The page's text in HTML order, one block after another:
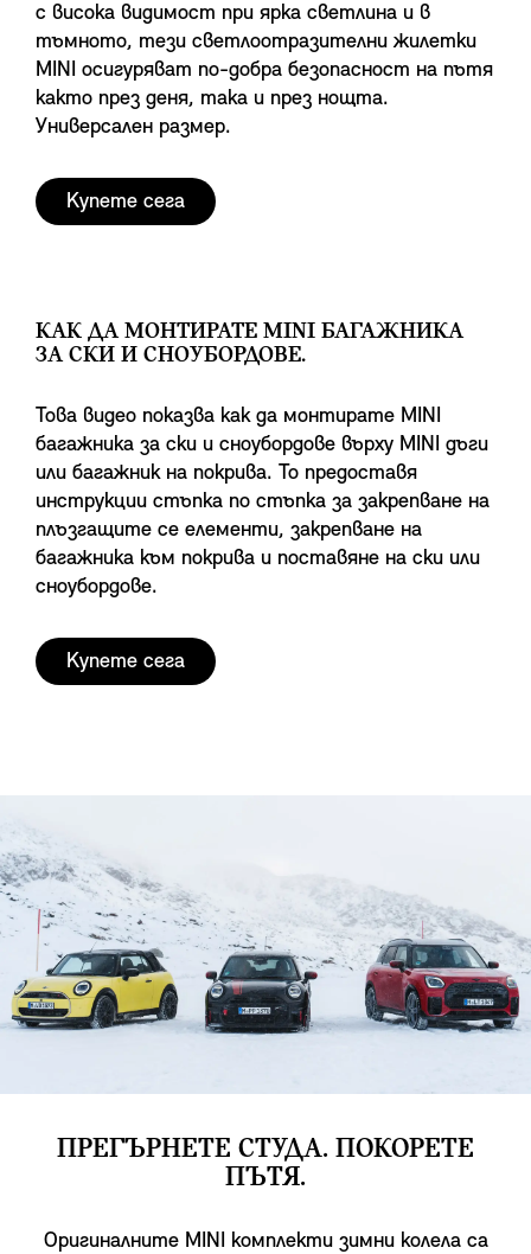
с висока видимост при ярка светлина и в
тъмното, тези светлоотразителни жилетки
MINI осигуряват по-добра безопасност на пътя
както през деня, така и през нощта.
Универсален размер.
Купете сега
КАК ДА МОНТИРАТЕ MINI БАГАЖНИКА
ЗА СКИ И СНОУБОРДОВЕ.
Това видео показва как да монтирате MINI
багажника за ски и сноубордове върху MINI дъги
или багажник на покрива. То предоставя
инструкции стъпка по стъпка за закрепване на
плъзгащите се елементи, закрепване на
багажника към покрива и поставяне на ски или
сноубордове.
Купете сега
ПРЕГЪРНЕТЕ СТУДА. ПОКОРЕТЕ
ПЪТЯ.
Оригиналните MINI комплекти зимни колела са